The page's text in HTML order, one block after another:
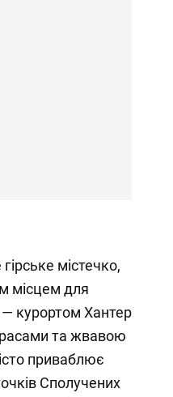
містечко,
місцем для
— курортом Хантер
та жвавою
приваблює
Сполучених